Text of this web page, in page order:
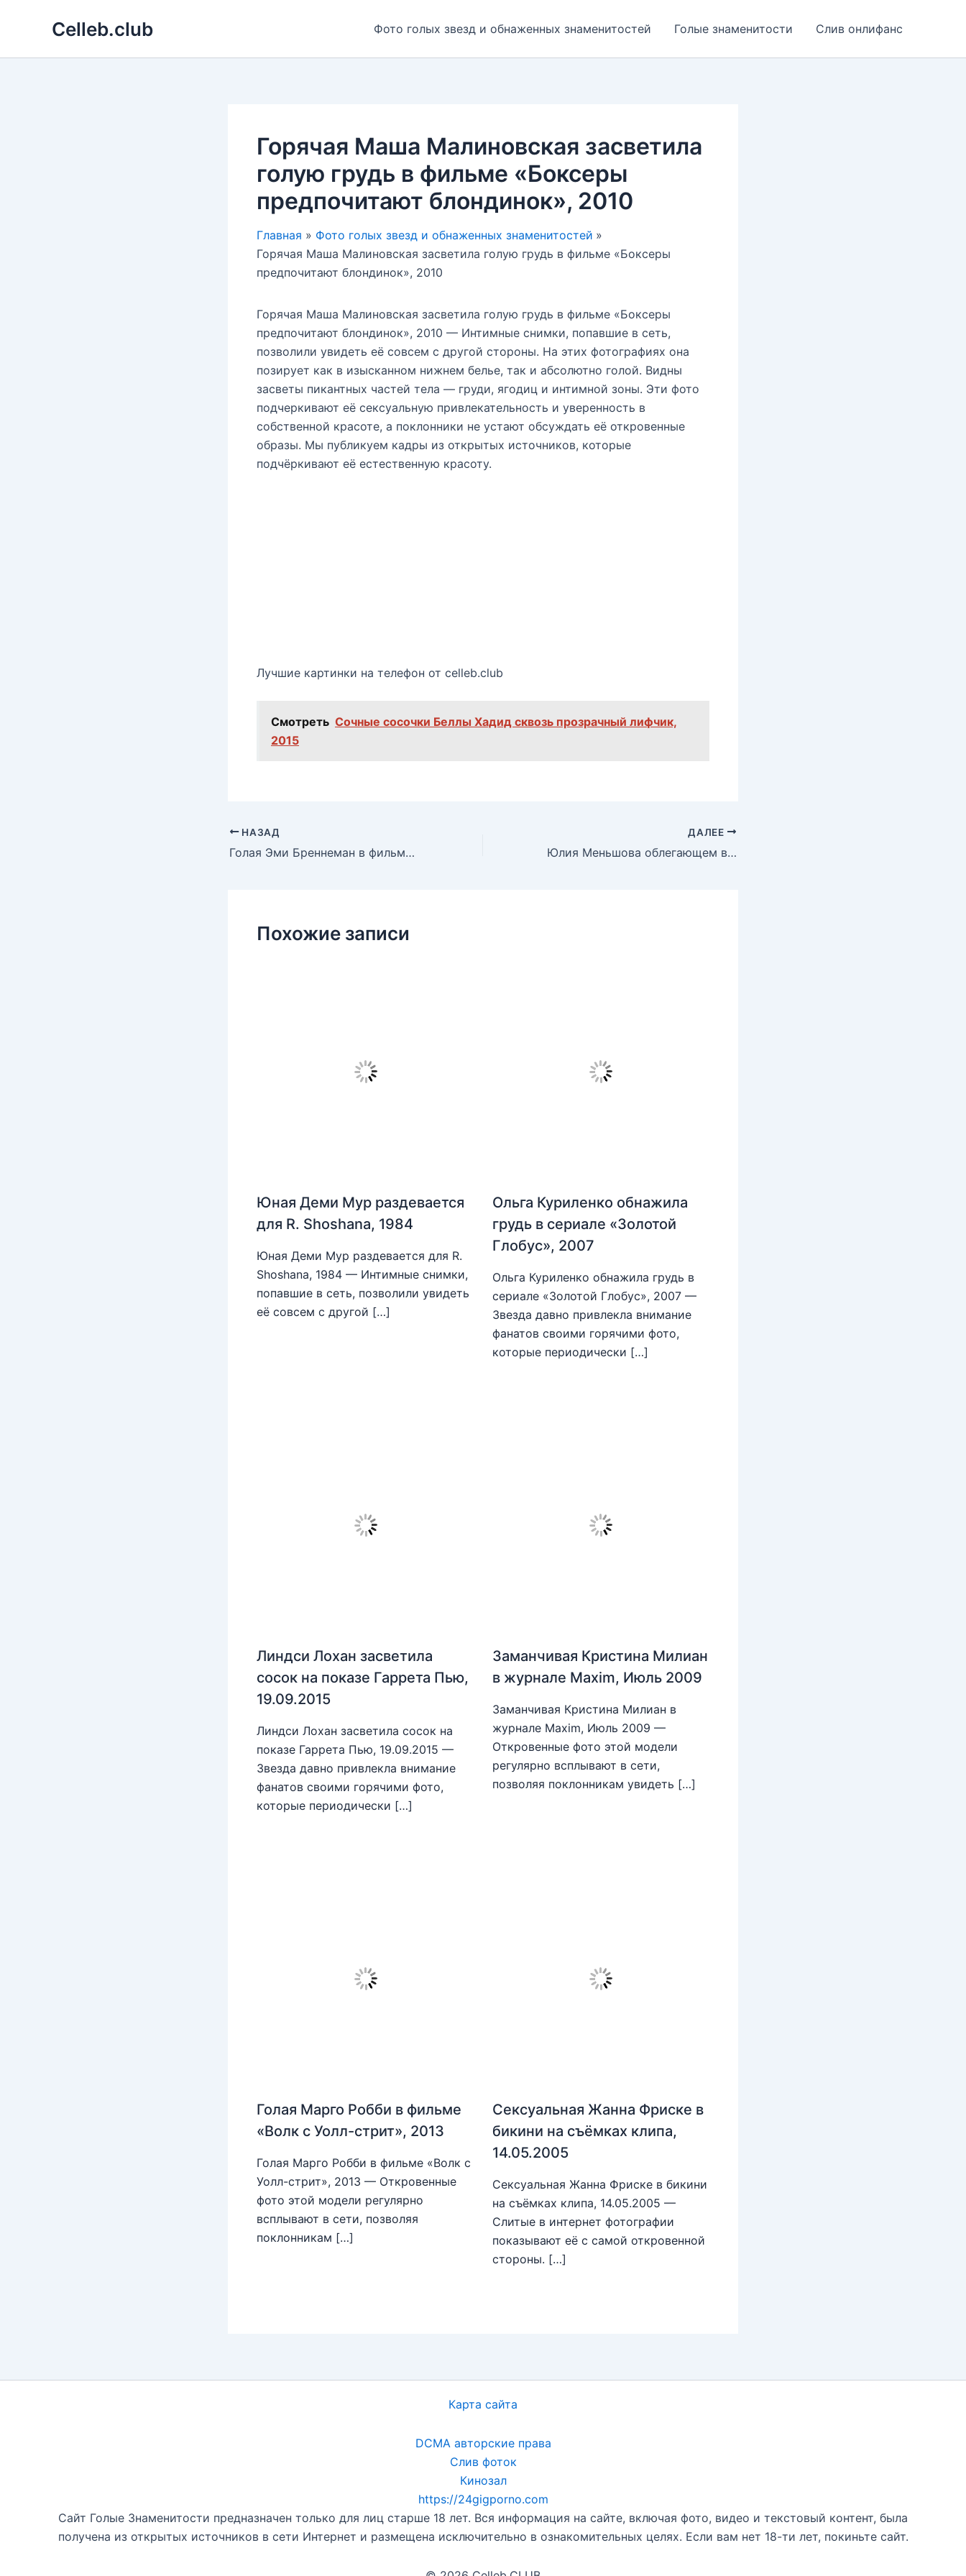
Celleb.club Фото голых звезд и обнаженных знаменитостей Голые знаменитости Слив онлифанс
Горячая Маша Малиновская засветила
голую грудь в фильме «Боксеры
предпочитают блондинок», 2010
Главная
Фото голых звезд и обнаженных знаменитостей
Горячая Маша Малиновская засветила голую грудь в фильме «Боксеры
предпочитают блондинок», 2010
Горячая Маша Малиновская засветила голую грудь в фильме «Боксеры
предпочитают блондинок», 2010 — Интимные снимки, попавшие в сеть,
позволили увидеть её совсем с другой стороны. На этих фотографиях она
позирует как в изысканном нижнем белье, так и абсолютно голой. Видны
засветы пикантных частей тела — груди, ягодиц и интимной зоны. Эти фото
подчеркивают её сексуальную привлекательность и уверенность в
собственной красоте, а поклонники не устают обсуждать её откровенные
образы. Мы публикуем кадры из открытых источников, которые
подчёркивают её естественную красоту.
Лучшие картинки на телефон от celleb.club
Смотреть Сочные сосочки Беллы Хадид сквозь прозрачный лифчик,
2015
НАЗАД
Голая Эми Бреннеман в фильме «Твои друзья и соседи», 1998
ДАЛЕЕ
Юлия Меньшова облегающем в купальнике
Похожие записи
Юная Деми Мур раздевается
для R. Shoshana, 1984
Юная Деми Мур раздевается для R.
Shoshana, 1984 — Интимные снимки,
попавшие в сеть, позволили увидеть
её совсем с другой […]
Ольга Куриленко обнажила
грудь в сериале «Золотой
Глобус», 2007
Ольга Куриленко обнажила грудь в
сериале «Золотой Глобус», 2007 —
Звезда давно привлекла внимание
фанатов своими горячими фото,
которые периодически […]
Линдси Лохан засветила
сосок на показе Гаррета Пью,
19.09.2015
Линдси Лохан засветила сосок на
показе Гаррета Пью, 19.09.2015 —
Звезда давно привлекла внимание
фанатов своими горячими фото,
которые периодически […]
Заманчивая Кристина Милиан
в журнале Maxim, Июль 2009
Заманчивая Кристина Милиан в
журнале Maxim, Июль 2009 —
Откровенные фото этой модели
регулярно всплывают в сети,
позволяя поклонникам увидеть […]
Голая Марго Робби в фильме
«Волк с Уолл-стрит», 2013
Голая Марго Робби в фильме «Волк с
Уолл-стрит», 2013 — Откровенные
фото этой модели регулярно
всплывают в сети, позволяя
поклонникам […]
Сексуальная Жанна Фриске в
бикини на съёмках клипа,
14.05.2005
Сексуальная Жанна Фриске в бикини
на съёмках клипа, 14.05.2005 —
Слитые в интернет фотографии
показывают её с самой откровенной
стороны. […]
Карта сайта
DCMA авторские права
Слив фоток
Кинозал
https://24gigporno.com
Сайт Голые Знаменитости предназначен только для лиц старше 18 лет. Вся информация на сайте, включая фото, видео и текстовый контент, была
получена из открытых источников в сети Интернет и размещена исключительно в ознакомительных целях. Если вам нет 18-ти лет, покиньте сайт.